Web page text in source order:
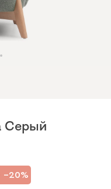
Серый
20